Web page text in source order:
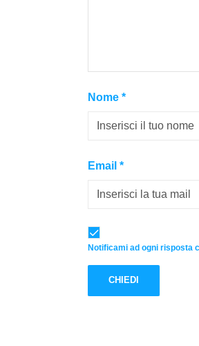
Nome *
Email *
Notificami ad ogni risposta